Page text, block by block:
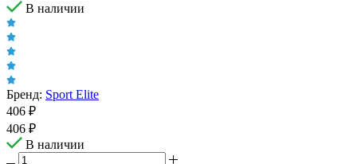
В наличии
Бренд: Sport Elite
406 ₽
406 ₽
В наличии